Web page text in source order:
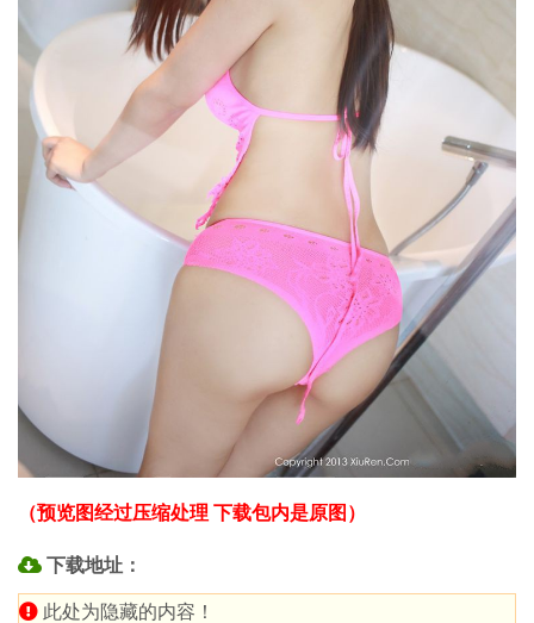
（预览图经过压缩处理 下载包内是原图）
下载地址：
此处为隐藏的内容！